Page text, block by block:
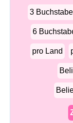
3
6
pro Land